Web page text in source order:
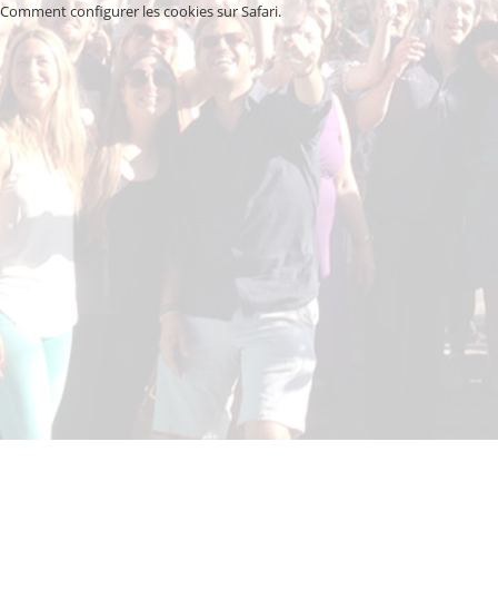
Comment configurer les cookies sur Safari.